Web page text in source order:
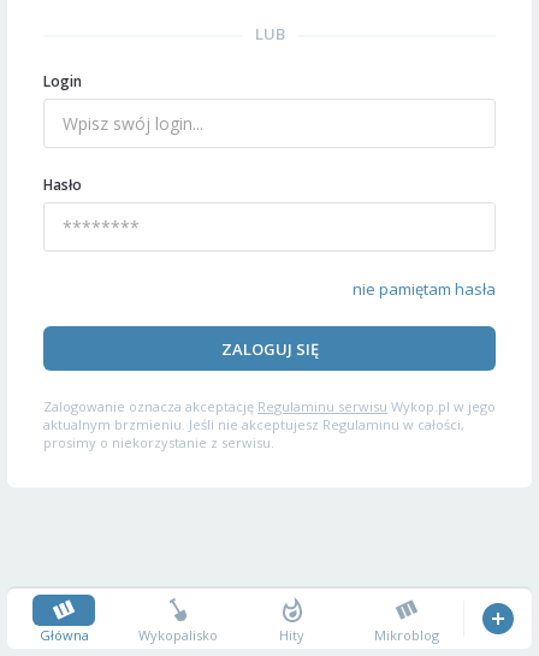
LUB
Login
Hasło
nie pamiętam hasła
ZALOGUJ SIĘ
Zalogowanie oznacza akceptację Regulaminu serwisu Wykop.pl w jego
aktualnym brzmieniu. Jeśli nie akceptujesz Regulaminu w całości,
prosimy o niekorzystanie z serwisu.
Główna Wykopalisko Hity Mikroblog